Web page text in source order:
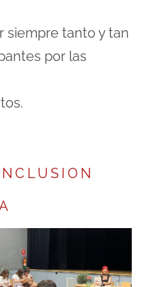
siempre tanto y tan
por las